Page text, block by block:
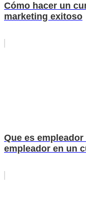
Cómo hacer un
marketing exitoso
Que es
empleador en un